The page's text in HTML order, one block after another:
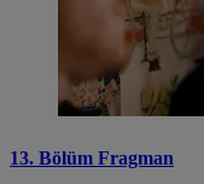
13. Bölüm Fragman